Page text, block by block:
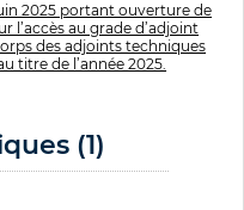
2025 portant ouverture de
l’accès au grade d’adjoint
des adjoints techniques
titre de l’année 2025.
(1)